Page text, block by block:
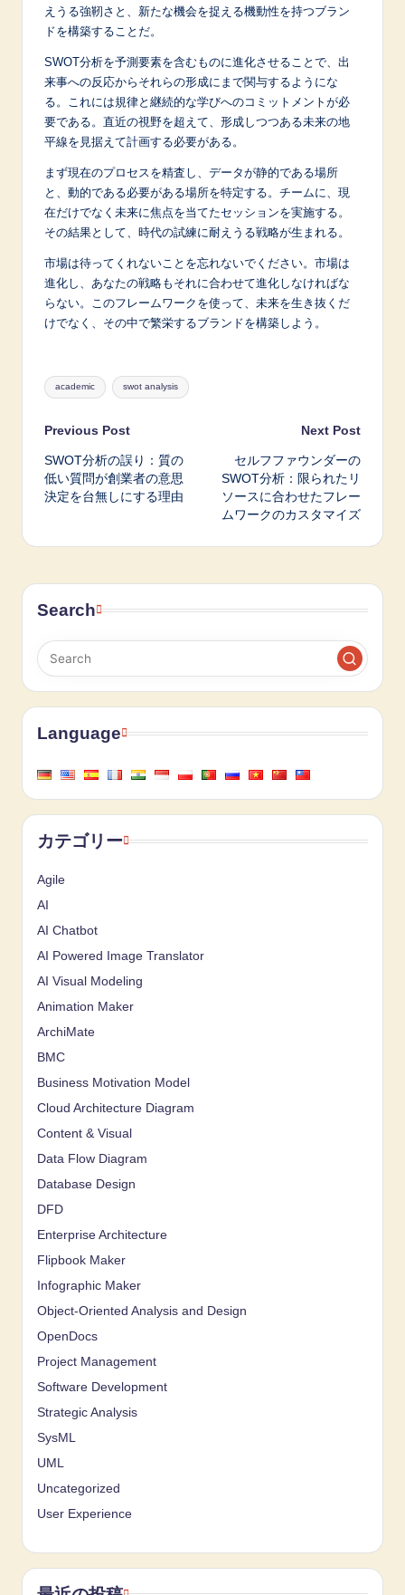
えうる強靭さと、新たな機会を捉える機動性を持つブラン
ドを構築することだ。
SWOT分析を予測要素を含むものに進化させることで、出
来事への反応からそれらの形成にまで関与するようにな
る。これには規律と継続的な学びへのコミットメントが必
要である。直近の視野を超えて、形成しつつある未来の地
平線を見据えて計画する必要がある。
まず現在のプロセスを精査し、データが静的である場所
と、動的である必要がある場所を特定する。チームに、現
在だけでなく未来に焦点を当てたセッションを実施する。
その結果として、時代の試練に耐えうる戦略が生まれる。
市場は待ってくれないことを忘れないでください。市場は
進化し、あなたの戦略もそれに合わせて進化しなければな
らない。このフレームワークを使って、未来を生き抜くだ
けでなく、その中で繁栄するブランドを構築しよう。
Tags:
academic swot analysis
Post
navigation
Previous Post
SWOT分析の誤り：質の
低い質問が創業者の意思
決定を台無しにする理由
Next Post
セルフファウンダーの
SWOT分析：限られたリ
ソースに合わせたフレー
ムワークのカスタマイズ
Search
Language
カテゴリー
Agile
AI
AI Chatbot
AI Powered Image Translator
AI Visual Modeling
Animation Maker
ArchiMate
BMC
Business Motivation Model
Cloud Architecture Diagram
Content & Visual
Data Flow Diagram
Database Design
DFD
Enterprise Architecture
Flipbook Maker
Infographic Maker
Object-Oriented Analysis and Design
OpenDocs
Project Management
Software Development
Strategic Analysis
SysML
UML
Uncategorized
User Experience